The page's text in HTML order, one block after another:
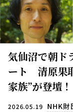
気仙沼で朝ド
ート 清原果
家族”が登壇！
2026.05.19 NHK財